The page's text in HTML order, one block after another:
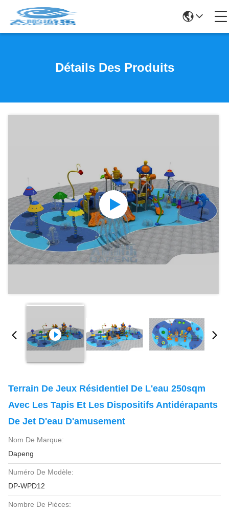
Détails Des Produits
Terrain De Jeux Résidentiel De L'eau 250sqm
Avec Les Tapis Et Les Dispositifs Antidérapants
De Jet D'eau D'amusement
Nom De Marque:
Dapeng
Numéro De Modèle:
DP-WPD12
Nombre De Pièces: